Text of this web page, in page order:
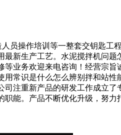
操作培训等一整套交钥匙工
新生产工艺。水泥搅拌机问
业务欢迎来电咨询！经营宗
常识是什么怎么辨别拌和站
注重新产品的研发工作成立
能。产品不断优化升级，努